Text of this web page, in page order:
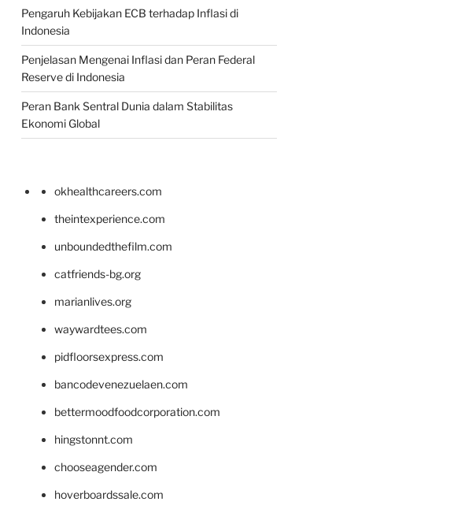
Pengaruh Kebijakan ECB terhadap Inflasi di
Indonesia
Penjelasan Mengenai Inflasi dan Peran Federal
Reserve di Indonesia
Peran Bank Sentral Dunia dalam Stabilitas
Ekonomi Global
okhealthcareers.com
theintexperience.com
unboundedthefilm.com
catfriends-bg.org
marianlives.org
waywardtees.com
pidfloorsexpress.com
bancodevenezuelaen.com
bettermoodfoodcorporation.com
hingstonnt.com
chooseagender.com
hoverboardssale.com